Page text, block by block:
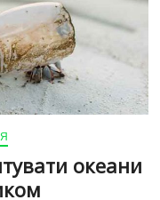
океани